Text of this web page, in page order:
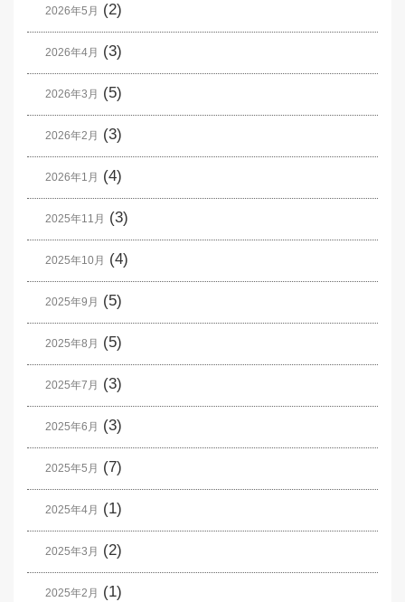
2026年5月 (2)
2026年4月 (3)
2026年3月 (5)
2026年2月 (3)
2026年1月 (4)
2025年11月 (3)
2025年10月 (4)
2025年9月 (5)
2025年8月 (5)
2025年7月 (3)
2025年6月 (3)
2025年5月 (7)
2025年4月 (1)
2025年3月 (2)
2025年2月 (1)